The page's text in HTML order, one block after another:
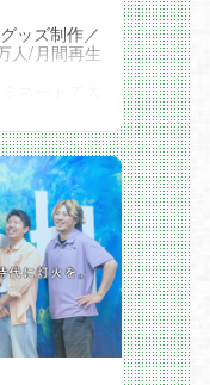
ッズ制作／
人/月間再生
価値を最大
品はなんだ
力が伝わる
るには、ど
企画→制作